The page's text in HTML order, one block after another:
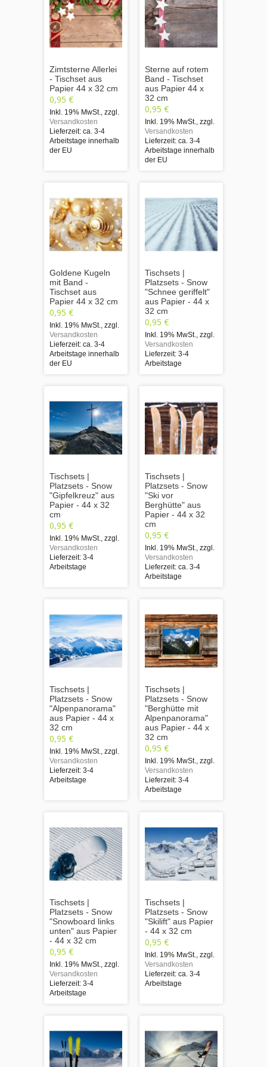
Zimtsterne Allerlei
- Tischset aus
Papier 44 x 32 cm
0,95 €
Inkl. 19% MwSt. zzgl.
Versandkosten
Lieferzeit: ca. 3-4
Arbeitstage innerhalb
der EU
Sterne auf rotem
Band - Tischset
aus Papier 44 x
32 cm
0,95 €
Inkl. 19% MwSt. zzgl.
Versandkosten
Lieferzeit: ca. 3-4
Arbeitstage innerhalb
der EU
Goldene Kugeln
mit Band -
Tischset aus
Papier 44 x 32 cm
0,95 €
Inkl. 19% MwSt. zzgl.
Versandkosten
Lieferzeit: ca. 3-4
Arbeitstage innerhalb
der EU
Tischsets |
Platzsets - Snow
"Schnee geriffelt"
aus Papier - 44 x
32 cm
0,95 €
Inkl. 19% MwSt. zzgl.
Versandkosten
Lieferzeit: 3-4
Arbeitstage
Tischsets |
Platzsets - Snow
"Gipfelkreuz" aus
Papier - 44 x 32
cm
0,95 €
Inkl. 19% MwSt. zzgl.
Versandkosten
Lieferzeit: 3-4
Arbeitstage
Tischsets |
Platzsets - Snow
"Ski vor
Berghütte" aus
Papier - 44 x 32
cm
0,95 €
Inkl. 19% MwSt. zzgl.
Versandkosten
Lieferzeit: ca. 3-4
Arbeitstage
Tischsets |
Platzsets - Snow
"Alpenpanorama"
aus Papier - 44 x
32 cm
0,95 €
Inkl. 19% MwSt. zzgl.
Versandkosten
Lieferzeit: 3-4
Arbeitstage
Tischsets |
Platzsets - Snow
"Berghütte mit
Alpenpanorama"
aus Papier - 44 x
32 cm
0,95 €
Inkl. 19% MwSt. zzgl.
Versandkosten
Lieferzeit: 3-4
Arbeitstage
Tischsets |
Platzsets - Snow
"Snowboard links
unten" aus Papier
- 44 x 32 cm
0,95 €
Inkl. 19% MwSt. zzgl.
Versandkosten
Lieferzeit: 3-4
Arbeitstage
Tischsets |
Platzsets - Snow
"Skilift" aus Papier
- 44 x 32 cm
0,95 €
Inkl. 19% MwSt. zzgl.
Versandkosten
Lieferzeit: ca. 3-4
Arbeitstage